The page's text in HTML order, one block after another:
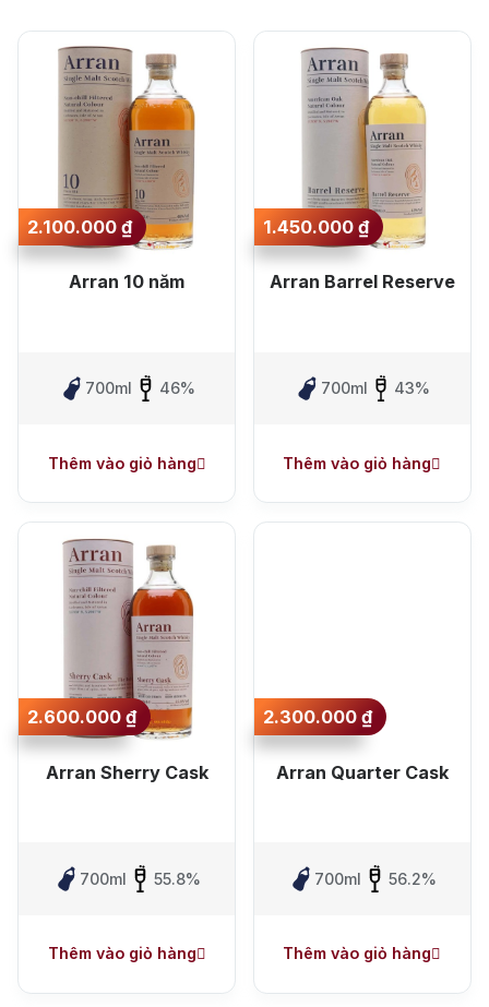
giá lớn nhất
Sắp xếp theo mức
giá nhỏ nhất
Sắp xếp theo mới
nhất
Sắp xếp theo lâu
2.100.000₫
Arran 10 năm
700ml 46%
Thêm vào giỏ hàng
1.450.000₫
Arran Barrel Reserve
700ml 43%
Thêm vào giỏ hàng
2.600.000₫
Arran Sherry Cask
700ml 55.8%
Thêm vào giỏ hàng
2.300.000₫
Arran Quarter Cask
700ml 56.2%
Thêm vào giỏ hàng